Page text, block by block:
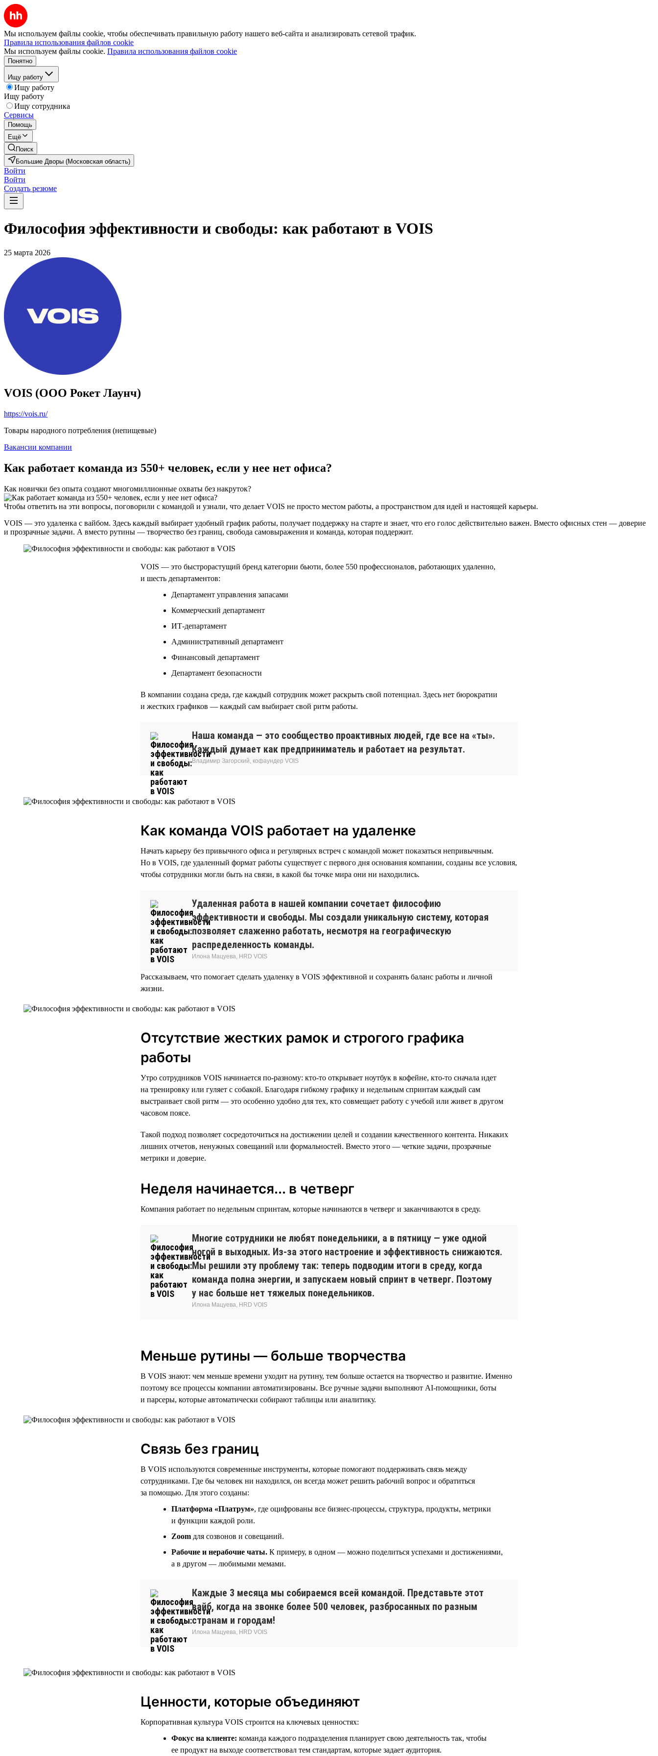
Мы используем файлы cookie, чтобы обеспечивать правильную работу нашего веб-сайта и анализировать сетевой трафик.
Правила использования файлов cookie
Мы используем файлы cookie. Правила использования файлов cookie
Понятно
Ищу работу
Ищу работу
Ищу работу
Ищу сотрудника
Сервисы
Помощь
Ещё
Поиск
Большие Дворы (Московская область)
Войти
Войти
Создать резюме
Философия эффективности и свободы: как работают в VOIS
25 марта 2026
VOIS (ООО Рокет Лаунч)
https://vois.ru/
Товары народного потребления (непищевые)
Вакансии компании
Как работает команда из 550+ человек, если у нее нет офиса?
Как новички без опыта создают многомиллионные охваты без накруток?
Чтобы ответить на эти вопросы, поговорили с командой и узнали, что делает VOIS не просто местом работы, а пространством для идей и настоящей карьеры.
VOIS — это удаленка с вайбом. Здесь каждый выбирает удобный график работы, получает поддержку на старте и знает, что его голос действительно важен. Вместо офисных стен — доверие
и прозрачные задачи. А вместо рутины — творчество без границ, свобода самовыражения и команда, которая поддержит.
VOIS — это быстрорастущий бренд категории бьюти, более 550 профессионалов, работающих удаленно,
и шесть департаментов:
Департамент управления запасами
Коммерческий департамент
ИТ-департамент
Административный департамент
Финансовый департамент
Департамент безопасности
В компании создана среда, где каждый сотрудник может раскрыть свой потенциал. Здесь нет бюрократии
и жестких графиков — каждый сам выбирает свой ритм работы.
Наша команда — это сообщество проактивных людей, где все на «ты».
Каждый думает как предприниматель и работает на результат.
Владимир Загорский, кофаундер VOIS
Как команда VOIS работает на удаленке
Начать карьеру без привычного офиса и регулярных встреч с командой может показаться непривычным.
Но в VOIS, где удаленный формат работы существует с первого дня основания компании, созданы все условия,
чтобы сотрудники могли быть на связи, в какой бы точке мира они ни находились.
Удаленная работа в нашей компании сочетает философию
эффективности и свободы. Мы создали уникальную систему, которая
позволяет слаженно работать, несмотря на географическую
распределенность команды.
Илона Мацуева, HRD VOIS
Рассказываем, что помогает сделать удаленку в VOIS эффективной и сохранять баланс работы и личной
жизни.
Отсутствие жестких рамок и строгого графика
работы
Утро сотрудников VOIS начинается по-разному: кто-то открывает ноутбук в кофейне, кто-то сначала идет
на тренировку или гуляет с собакой. Благодаря гибкому графику и недельным спринтам каждый сам
выстраивает свой ритм — это особенно удобно для тех, кто совмещает работу с учебой или живет в другом
часовом поясе.
Такой подход позволяет сосредоточиться на достижении целей и создании качественного контента. Никаких
лишних отчетов, ненужных совещаний или формальностей. Вместо этого — четкие задачи, прозрачные
метрики и доверие.
Неделя начинается... в четверг
Компания работает по недельным спринтам, которые начинаются в четверг и заканчиваются в среду.
Многие сотрудники не любят понедельники, а в пятницу — уже одной
ногой в выходных. Из-за этого настроение и эффективность снижаются.
Мы решили эту проблему так: теперь подводим итоги в среду, когда
команда полна энергии, и запускаем новый спринт в четверг. Поэтому
у нас больше нет тяжелых понедельников.
Илона Мацуева, HRD VOIS
Меньше рутины — больше творчества
В VOIS знают: чем меньше времени уходит на рутину, тем больше остается на творчество и развитие. Именно
поэтому все процессы компании автоматизированы. Все ручные задачи выполняют AI-помощники, боты
и парсеры, которые автоматически собирают таблицы или аналитику.
Связь без границ
В VOIS используются современные инструменты, которые помогают поддерживать связь между
сотрудниками. Где бы человек ни находился, он всегда может решить рабочий вопрос и обратиться
за помощью. Для этого созданы:
Платформа «Платрум», где оцифрованы все бизнес-процессы, структура, продукты, метрики
и функции каждой роли.
Zoom для созвонов и совещаний.
Рабочие и нерабочие чаты. К примеру, в одном — можно поделиться успехами и достижениями,
а в другом — любимыми мемами.
Каждые 3 месяца мы собираемся всей командой. Представьте этот
вайб, когда на звонке более 500 человек, разбросанных по разным
странам и городам!
Илона Мацуева, HRD VOIS
Ценности, которые объединяют
Корпоративная культура VOIS строится на ключевых ценностях:
Фокус на клиенте: команда каждого подразделения планирует свою деятельность так, чтобы
ее продукт на выходе соответствовал тем стандартам, которые задает аудитория.